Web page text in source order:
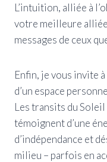
L’intuition, alliée à
votre meilleure
messages de ceux
Enfin, je vous invite
d’un espace
Les transits du
témoignent d’une
d’indépendance et
milieu – parfois en